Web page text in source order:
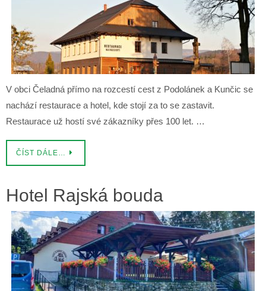
V obci Čeladná přímo na rozcestí cest z Podolánek a Kunčic se
nachází restaurace a hotel, kde stojí za to se zastavit.
Restaurace už hostí své zákazníky přes 100 let. …
ČÍST DÁLE…
Hotel Rajská bouda